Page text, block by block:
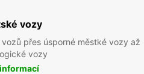
vozy
přes úsporné městké vozy až
vozy